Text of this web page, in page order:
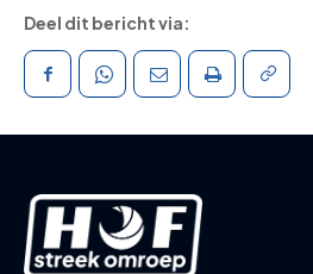
Deel dit bericht via: